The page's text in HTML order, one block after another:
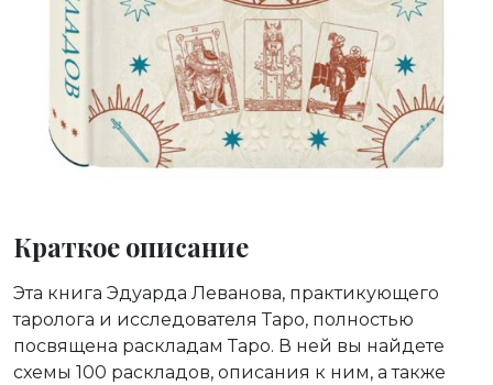
Краткое описание
Эта книга Эдуарда Леванова, практикующего
таролога и исследователя Таро, полностью
посвящена раскладам Таро. В ней вы найдете
схемы 100 раскладов, описания к ним, а также